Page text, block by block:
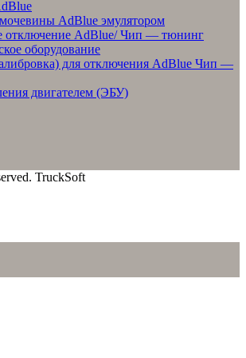
AdBlue эмулятором
отключение AdBlue/ Чип — тюнинг
оборудование
для отключения AdBlue Чип —
двигателем (ЭБУ)
TruckSoft